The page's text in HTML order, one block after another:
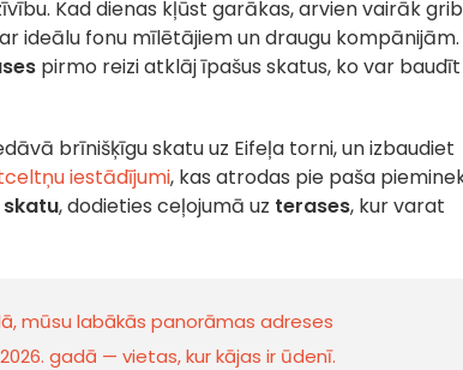
Kad dienas kļūst garākas, arvien vairāk
ideālu fonu mīlētājiem un draugu kompānijām.
pirmo reizi atklāj īpašus skatus, ko var
brīnišķīgu skatu uz Eifeļa torni, un izbaudiet
iestādījumi, kas atrodas pie paša
, dodieties ceļojumā uz terases, kur varat
mūsu labākās panorāmas adreses
gadā — vietas, kur kājas ir ūdenī.